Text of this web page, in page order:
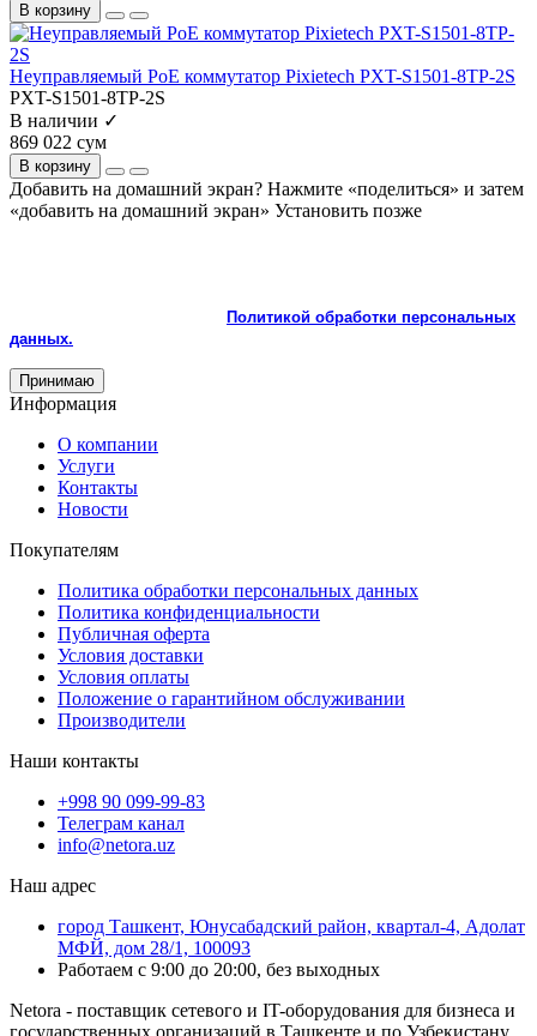
В корзину
Неуправляемый PoE коммутатор Pixietech PXT-S1501-8TP-2S
PXT-S1501-8TP-2S
В наличии ✓
869 022 сум
В корзину
Добавить на домашний экран? Нажмите «поделиться» и затем
«добавить на домашний экран» Установить позже
Политикой обработки персональных
данных.
Принимаю
Информация
О компании
Услуги
Контакты
Новости
Покупателям
Политика обработки персональных данных
Политика конфиденциальности
Публичная оферта
Условия доставки
Условия оплаты
Положение о гарантийном обслуживании
Производители
Наши контакты
+998 90 099-99-83
Телеграм канал
info@netora.uz
Наш адрес
город Ташкент, Юнусабадский район, квартал-4, Адолат
МФЙ, дом 28/1, 100093
Работаем с 9:00 до 20:00, без выходных
Netora - поставщик сетевого и IT-оборудования для бизнеса и